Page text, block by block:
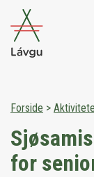
Forside >
for